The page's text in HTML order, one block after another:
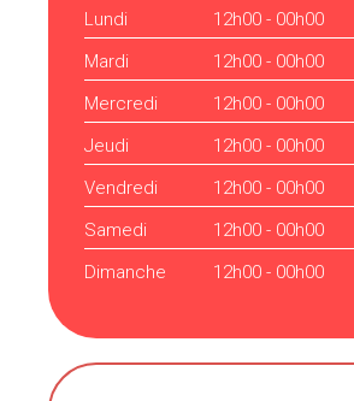
Lundi
12h00 - 00h00
Mardi
12h00 - 00h00
Mercredi
12h00 - 00h00
Jeudi
12h00 - 00h00
Vendredi
12h00 - 00h00
Samedi
12h00 - 00h00
Dimanche
12h00 - 00h00